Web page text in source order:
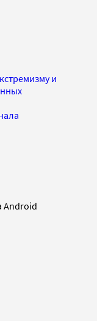
и
Android